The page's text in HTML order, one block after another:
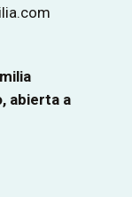
abierta a